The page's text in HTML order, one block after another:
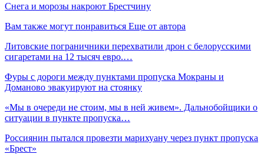
Снега и морозы накроют Брестчину
Вам также могут понравиться Еще от автора
Литовские пограничники перехватили дрон с белорусскими
сигаретами на 12 тысяч евро.…
Фуры с дороги между пунктами пропуска Мокраны и
Доманово эвакуируют на стоянку
«Мы в очереди не стоим, мы в ней живем». Дальнобойщики о
ситуации в пункте пропуска…
Россиянин пытался провезти марихуану через пункт пропуска
«Брест»